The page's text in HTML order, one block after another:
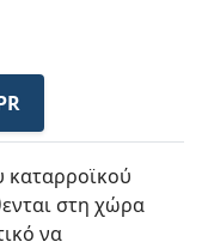
καταρροϊκού
στη χώρα
να